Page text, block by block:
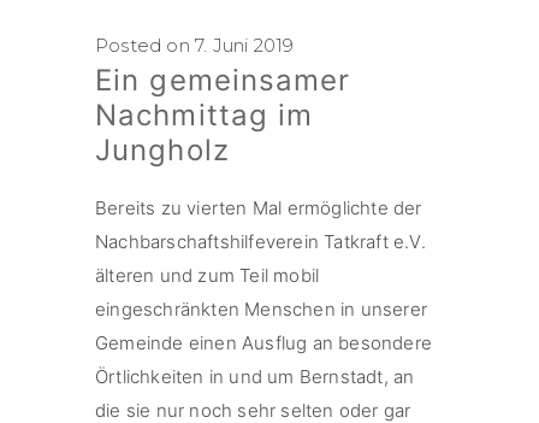
Posted on 7. Juni 2019
Ein gemeinsamer
Nachmittag im
Jungholz
Bereits zu vierten Mal ermöglichte der
Nachbarschaftshilfeverein Tatkraft e.V.
älteren und zum Teil mobil
eingeschränkten Menschen in unserer
Gemeinde einen Ausflug an besondere
Örtlichkeiten in und um Bernstadt, an
die sie nur noch sehr selten oder gar